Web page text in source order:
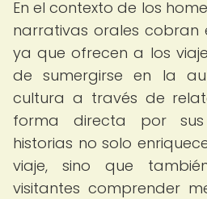
En el contexto de los
narrativas orales cobran
ya que ofrecen a los
de sumergirse en la
cultura a través de
forma directa por sus
historias no solo
viaje, sino que
visitantes comprender